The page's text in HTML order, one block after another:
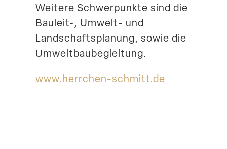
Weitere Schwer­punkte sind die
Bauleit‑, Umwelt- und
Landschafts­planung, sowie die
Umweltbaubegleitung.
www​.herrchen​-schmitt​.de